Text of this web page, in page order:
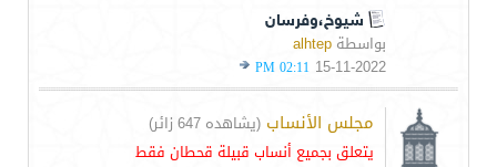
شيوخ،وفرسان
بواسطة alhtep
15-11-2022
02:11 PM
مجلس الأنساب (يشاهده 647 زائر)
يتعلق بجميع أنساب قبيلة قحطان فقط